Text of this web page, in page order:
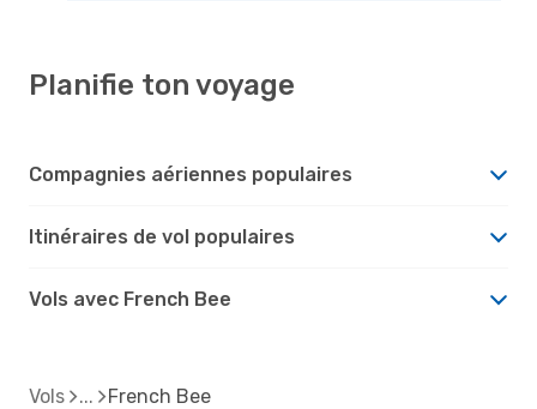
Planifie ton voyage
Compagnies aériennes populaires
Itinéraires de vol populaires
Vols avec French Bee
Vols French Bee